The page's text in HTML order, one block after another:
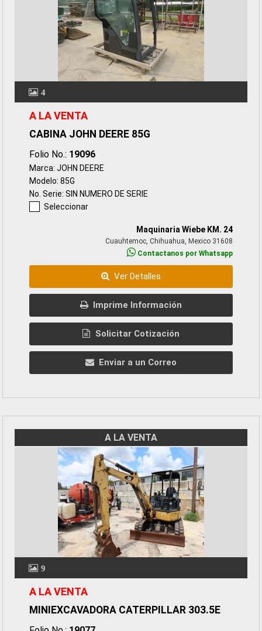
4
A LA VENTA
CABINA JOHN DEERE 85G
Folio No.: 19096
Marca: JOHN DEERE
Modelo: 85G
No. Serie: SIN NUMERO DE SERIE
Seleccionar
Maquinaria Wiebe KM. 24
Cuauhtemoc, Chihuahua, Mexico 31608
Contactanos por Whatsapp
Ver Detalles
Imprime Información
Solicitar Cotización
Enviar a un Correo
A LA VENTA
9
A LA VENTA
MINIEXCAVADORA CATERPILLAR 303.5E